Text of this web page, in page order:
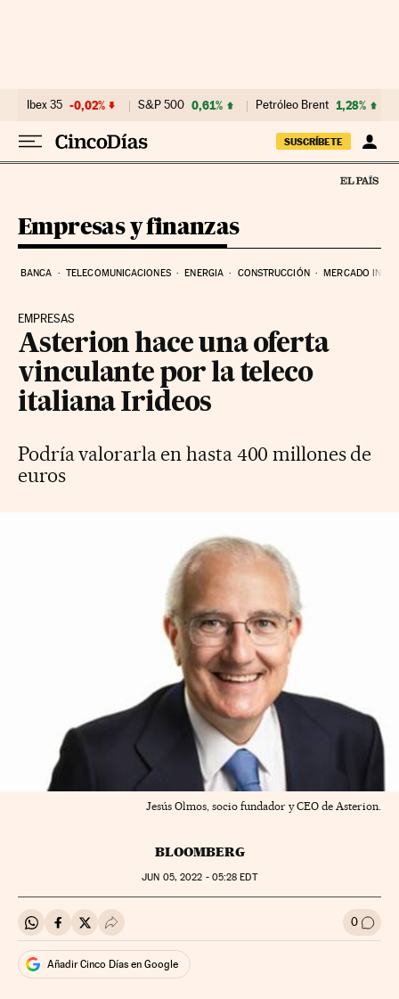
Ibex 35 -0,02% S&P 500 0,61% Petróleo Brent 1,28%
SUSCRÍBETE
Empresas y finanzas
BANCA TELECOMUNICACIONES ENERGIA CONSTRUCCIÓN MERCADO
EMPRESAS
Asterion hace una oferta
vinculante por la teleco
italiana Irideos
Podría valorarla en hasta 400 millones de
euros
Jesús Olmos, socio fundador y CEO de Asterion.
BLOOMBERG
JUN 05, 2022 - 05:28 EDT
Compartir en Whatsapp
Compartir en Facebook
Compartir en Twitter
Desplegar Redes Sociales 0 Ir a
Añadir Cinco Días en Google